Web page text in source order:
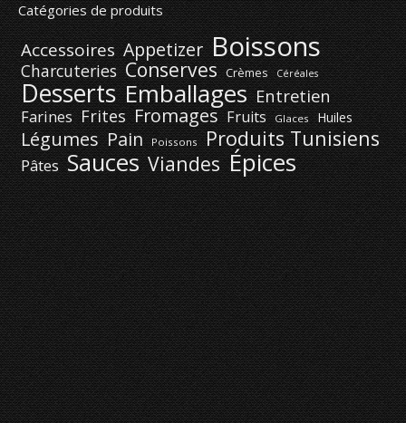
Catégories de produits
Accessoires Appetizer Boissons
Charcuteries Conserves Crèmes Céréales
Desserts Emballages Entretien
Farines Frites Fromages Fruits Glaces Huiles
Légumes Pain Poissons Produits Tunisiens
Pâtes Sauces Viandes Épices